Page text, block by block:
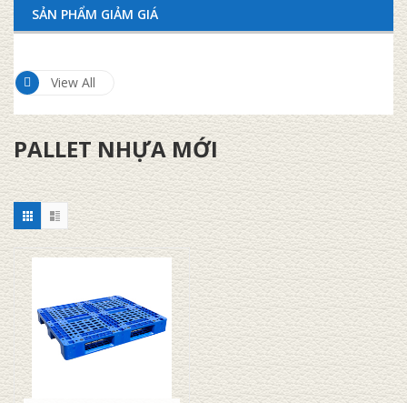
SẢN PHẨM GIẢM GIÁ
View All
PALLET NHỰA MỚI